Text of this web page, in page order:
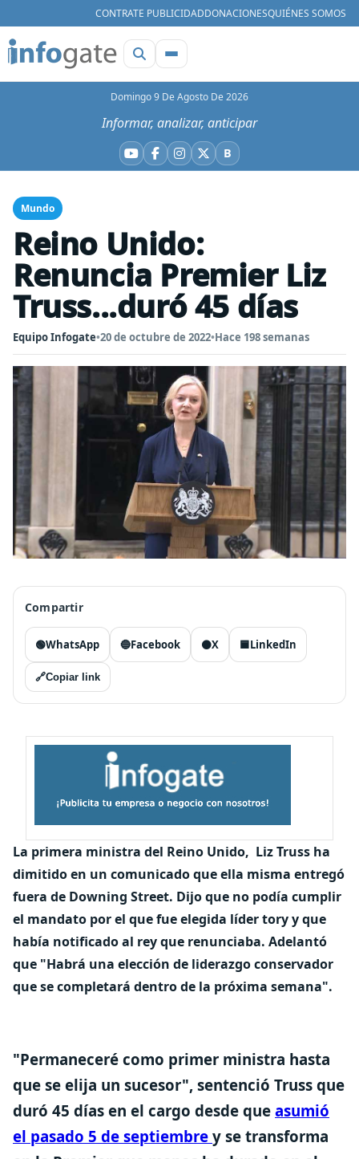
CONTRATE PUBLICIDADDONACIONESQUIÉNES SOMOS
Domingo 9 De Agosto De 2026
Informar, analizar, anticipar
YouTube
Facebook
Instagram
X BBluesky
Mundo
Reino Unido:
Renuncia Premier Liz
Truss...duró 45 días
Equipo Infogate•20 de octubre de 2022•Hace 198 semanas
Compartir
🟢WhatsApp 🔵Facebook ⚫X 🟦LinkedIn
🔗Copiar link
La primera ministra del Reino Unido, Liz Truss ha
dimitido en un comunicado que ella misma entregó
fuera de Downing Street. Dijo que no podía cumplir
el mandato por el que fue elegida líder tory y que
había notificado al rey que renunciaba. Adelantó
que "Habrá una elección de liderazgo conservador
que se completará dentro de la próxima semana".
"Permaneceré como primer ministra hasta
que se elija un sucesor", sentenció Truss que
duró 45 días en el cargo desde que asumió
el pasado 5 de septiembre y se transforma